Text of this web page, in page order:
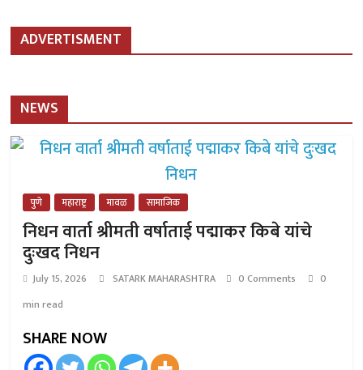
ADVERTISMENT
NEWS
पुणे महाराष्ट्र मावळ सामाजिक
निधन वार्ता श्रीमती वर्षाताई पद्माकर किबे यांचे
दुःखद निधन
July 15, 2026 SATARK MAHARASHTRA 0 Comments
0
min read
SHARE NOW